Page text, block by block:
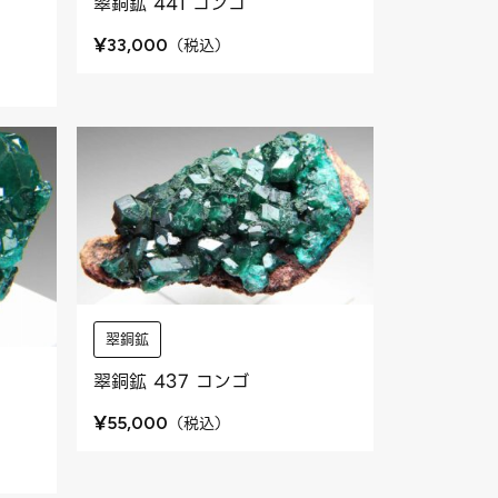
¥33,000 （税込）
翠銅鉱
翠銅鉱 437 コンゴ
¥55,000 （税込）